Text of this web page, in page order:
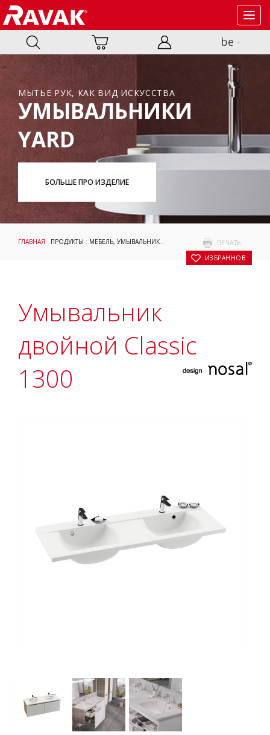
be
МЫТЬЕ РУК, КАК ВИД ИСКУССТВА
УМЫВАЛЬНИКИ
YARD
БОЛЬШЕ ПРО ИЗДЕЛИЕ
ПЕЧАТЬ
В ИЗБРАННОЕ
ГЛАВНАЯ : ПРОДУКТЫ : МЕБЕЛЬ, УМЫВАЛЬНИКИ И ТУАЛЕТЫ :УМЫВАЛЬНИКИ
Умывальник
двойной Classic
1300